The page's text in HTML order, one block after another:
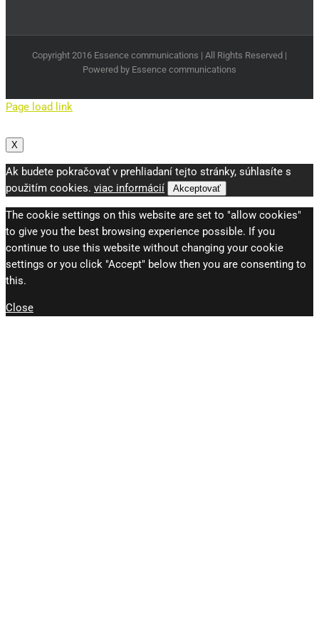
Copyright 2016 Essence communications | All Rights Reserved |
Powered by Essence communications
Page load link
X
Ak budete pokračovať v prehliadaní tejto stránky, súhlasíte s
použitím cookies. viac informácií Akceptovať
The cookie settings on this website are set to "allow cookies"
to give you the best browsing experience possible. If you
continue to use this website without changing your cookie
settings or you click "Accept" below then you are consenting to
this.
Close